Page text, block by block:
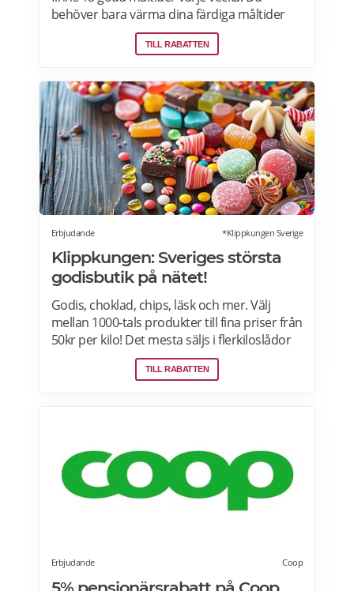
behöver bara värma dina färdiga måltider
från Factor Meals. Med Factor har du alltid
full kontroll. Du väljer vilka måltider du vill ha.
hoppa över en vecka eller avsluta ditt
abonnemang när du vill. Läs mer om
pensionärsrabatter hos Factor här.
TILL RABATTEN
Erbjudande *Klippkungen Sverige
Klippkungen: Sveriges största
godisbutik på nätet!
Godis, choklad, chips, läsk och mer. Välj
mellan 1000-tals produkter till fina priser från
50kr per kilo! Det mesta säljs i flerkiloslådor
men det finns även förpackningar som
lämpar sig bra som presenter.
TILL RABATTEN
Erbjudande Coop